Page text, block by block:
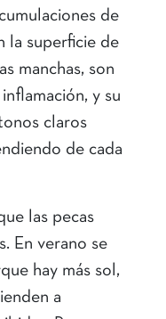
de
la superficie de
manchas, son
y su
claros
de cada
las pecas
En verano se
hay más sol,
a